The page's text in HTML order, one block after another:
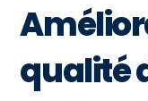
qualité